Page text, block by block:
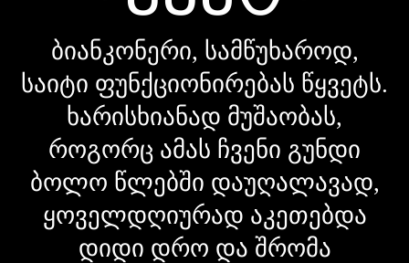
ბიანკონერი, სამწუხაროდ,
საიტი ფუნქციონირებას წყვეტს.
ხარისხიანად მუშაობას,
როგორც ამას ჩვენი გუნდი
ბოლო წლებში დაუღალავად,
ყოველდღიურად აკეთებდა
დიდი დრო და შრომა